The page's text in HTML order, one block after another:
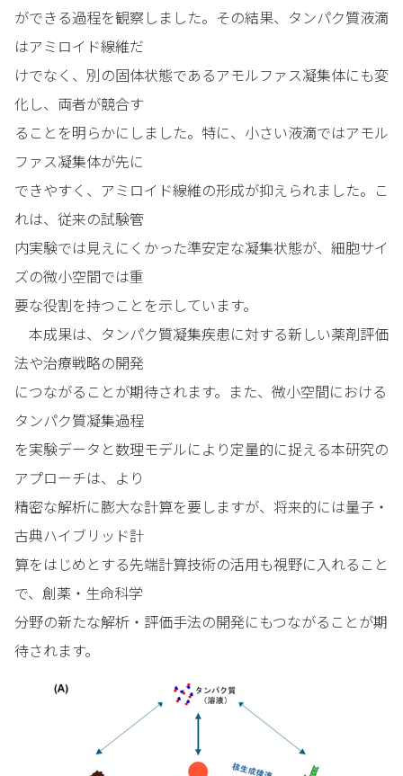
ができる過程を観察しました。その結果、タンパク質液滴
はアミロイド線維だ
けでなく、別の固体状態であるアモルファス凝集体にも変
化し、両者が競合す
ることを明らかにしました。特に、小さい液滴ではアモル
ファス凝集体が先に
できやすく、アミロイド線維の形成が抑えられました。こ
れは、従来の試験管
内実験では見えにくかった準安定な凝集状態が、細胞サイ
ズの微小空間では重
要な役割を持つことを示しています。
本成果は、タンパク質凝集疾患に対する新しい薬剤評価
法や治療戦略の開発
につながることが期待されます。また、微小空間における
タンパク質凝集過程
を実験データと数理モデルにより定量的に捉える本研究の
アプローチは、より
精密な解析に膨大な計算を要しますが、将来的には量子・
古典ハイブリッド計
算をはじめとする先端計算技術の活用も視野に入れること
で、創薬・生命科学
分野の新たな解析・評価手法の開発にもつながることが期
待されます。